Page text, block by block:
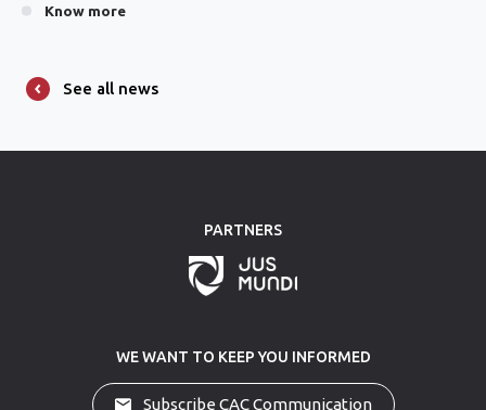
Know more
See all news
PARTNERS
WE WANT TO KEEP YOU INFORMED
Subscribe CAC Communication